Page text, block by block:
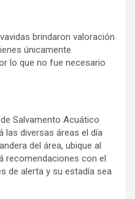
brindaron valoración
únicamente
lo que no fue necesario
Salvamento Acuático
las diversas áreas el día
del área, ubique al
recomendaciones con el
de alerta y su estadía sea